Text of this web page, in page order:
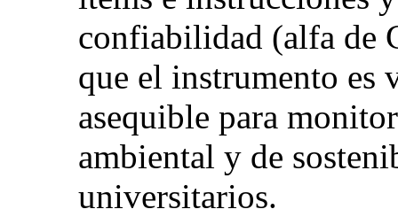
confiabilidad (alfa de
que el instrumento es
asequible para
ambiental y de
universitarios.